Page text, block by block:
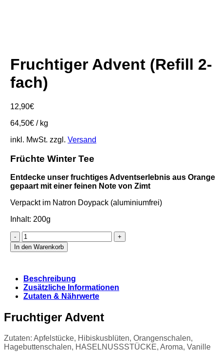
Fruchtiger Advent (Refill 2-
fach)
12,90€
64,50€ / kg
inkl. MwSt. zzgl. Versand
Früchte Winter Tee
Entdecke unser fruchtiges Adventserlebnis aus Orange
gepaart mit einer feinen Note von Zimt
Verpackt im Natron Doypack (aluminiumfrei)
Inhalt: 200g
Fruchtiger
Advent
(Refill
Menge
In den Warenkorb
Beschreibung
Zusätzliche Informationen
Zutaten & Nährwerte
Fruchtiger Advent
Zutaten: Apfelstücke, Hibiskusblüten, Orangenschalen,
Hagebuttenschalen, HASELNUSSSTÜCKE, Aroma, Vanille